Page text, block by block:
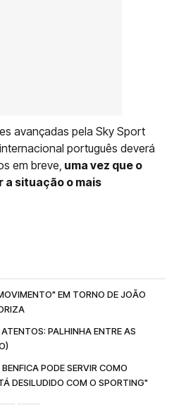
avançadas pela Sky Sport
português deverá
em breve, uma vez que o
a situação o mais
EM TORNO DE JOÃO
PALHINHA ENTRE AS
PODE SERVIR COMO
DESILUDIDO COM O SPORTING"